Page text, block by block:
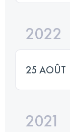
2022
25 AOÛT
2021